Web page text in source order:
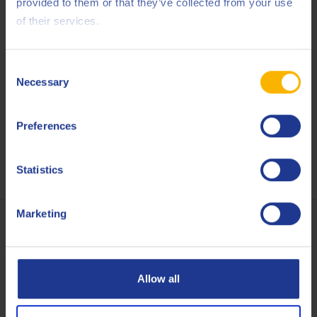
provided to them or that they’ve collected from your use
of their services.
Selection
Necessary
Preferences
Statistics
Marketing
Allow all